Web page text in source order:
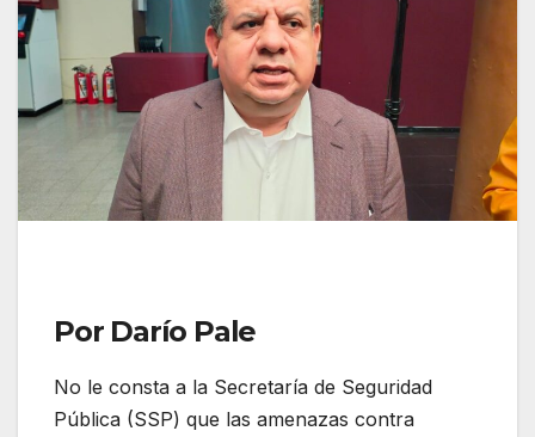
Por Darío Pale
No le consta a la Secretaría de Seguridad
Pública (SSP) que las amenazas contra